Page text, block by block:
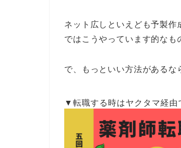
ネット広しといえども予製
ではこうやっています的なも
で、もっといい方法があるな
▼転職する時はヤクタマ経由